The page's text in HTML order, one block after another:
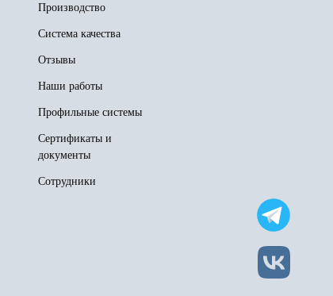
Производство
Система качества
Отзывы
Наши работы
Профильные системы
Сертификаты и
документы
Сотрудники